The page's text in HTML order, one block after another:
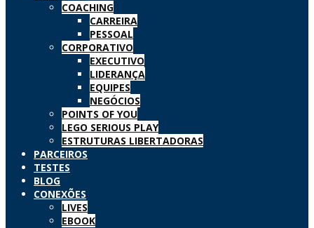
COACHING
CARREIRA
PESSOAL
CORPORATIVO
EXECUTIVO
LIDERANÇA
EQUIPES
NEGÓCIOS
POINTS OF YOU
LEGO SERIOUS PLAY
ESTRUTURAS LIBERTADORAS
PARCEIROS
TESTES
BLOG
CONEXÕES
LIVES
EBOOK